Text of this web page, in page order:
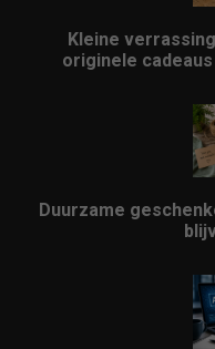
Kleine
originele
Duurzame